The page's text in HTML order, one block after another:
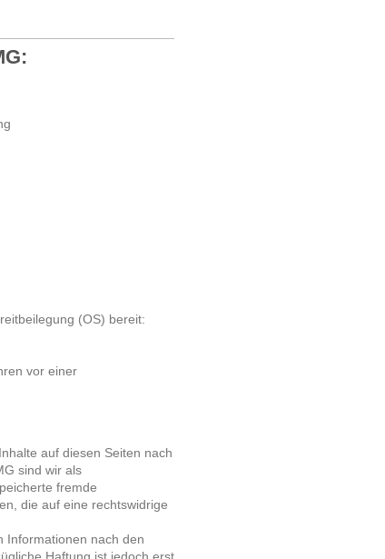
(OS) bereit:
vor einer
auf diesen Seiten nach
sind wir als
fremde
die auf eine rechtswidrige
Informationen nach den